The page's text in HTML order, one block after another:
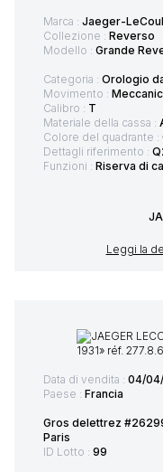
Marca : Jaeger-
Collezione : Reverso
Modello : Grande
Categoria : Orologio
Movimento :
Calibro : T
Materiale della cassa :
Colore del quadrante :
Dettagli riferimento :
Funzioni : Riserva di
Leggi la
Data di vendita : 04/
Paese : Francia
Gros delettrez
Paris
ID Lotto : 99